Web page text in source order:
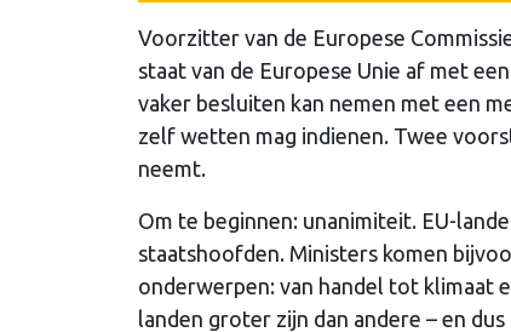
Voorzitter van de Europese
staat van de Europese Unie af met
vaker besluiten kan nemen met een
zelf wetten mag indienen. Twee
neemt.
Om te beginnen: unanimiteit. EU-
staatshoofden. Ministers komen
onderwerpen: van handel tot klimaat
landen groter zijn dan andere – en